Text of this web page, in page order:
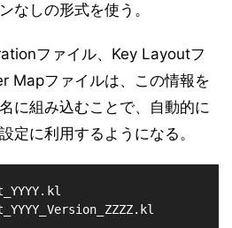
なしの形式を使う。
ファイル、Key Layoutフ
Mapファイルは、この情報を
に組み込むことで、自動的に
定に利用するようになる。